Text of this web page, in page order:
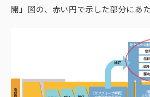
開」図の、赤い円で示した部分にあた